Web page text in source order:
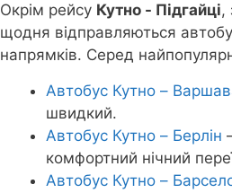
Окрім рейсу Кутно - Підгайці,
щодня відправляються
напрямків. Серед
Автобус Кутно –
швидкий.
Автобус Кутно – Берлін
комфортний нічний
Автобус Кутно –